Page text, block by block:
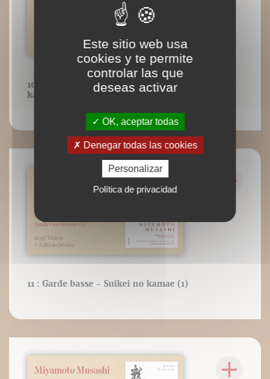
10 : Garde du côté gauche - Jûki no
kamae
11 : Garde basse - Suikei no kamae (1)
Este sitio web usa
cookies y te permite
controlar las que
deseas activar
OK, aceptar todas
Denegar todas las cookies
Personalizar
Política de privacidad